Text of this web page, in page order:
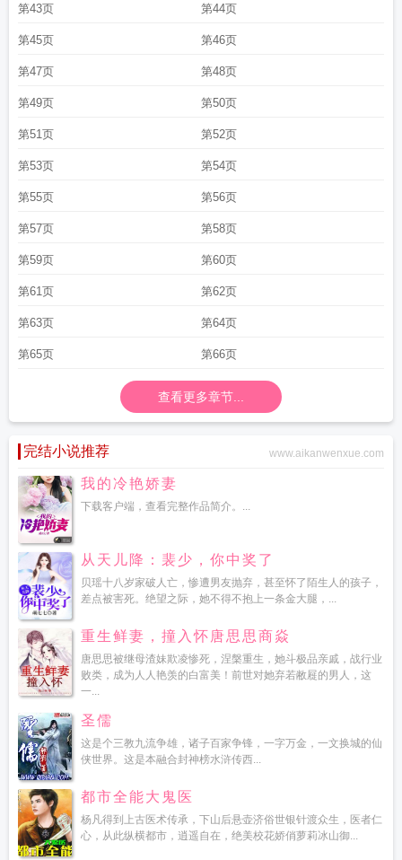
第43页 第44页
第45页 第46页
第47页 第48页
第49页 第50页
第51页 第52页
第53页 第54页
第55页 第56页
第57页 第58页
第59页 第60页
第61页 第62页
第63页 第64页
第65页 第66页
查看更多章节...
完结小说推荐 www.aikanwenxue.com
我的冷艳娇妻
下载客户端，查看完整作品简介。...
从天儿降：裴少，你中奖了
贝瑶十八岁家破人亡，惨遭男友抛弃，甚至怀了陌生人的孩子，
差点被害死。绝望之际，她不得不抱上一条金大腿，...
重生鲜妻，撞入怀唐思思商焱
唐思思被继母渣妹欺凌惨死，涅槃重生，她斗极品亲戚，战行业
败类，成为人人艳羡的白富美！前世对她弃若敝屣的男人，这
一...
圣儒
这是个三教九流争雄，诸子百家争锋，一字万金，一文换城的仙
侠世界。这是本融合封神榜水浒传西...
都市全能大鬼医
杨凡得到上古医术传承，下山后悬壶济俗世银针渡众生，医者仁
心，从此纵横都市，逍遥自在，绝美校花娇俏萝莉冰山御...